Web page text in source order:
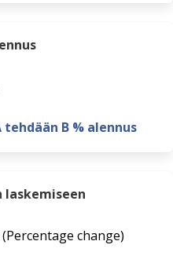
tehdään B % alennus
(Percentage change)